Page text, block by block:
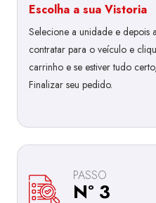
Escolha a sua Vistoria
Selecione a unidade e depois
contratar para o veículo e
carrinho e se estiver tudo
Finalizar seu pedido.
PASSO
Nº 3